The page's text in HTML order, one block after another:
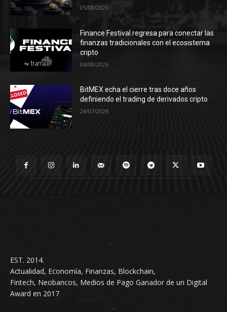
05/08/2026
Finance Festival regresa para conectar las
finanzas tradicionales con el ecosistema
cripto
04/08/2026
BitMEX echa el cierre tras doce años
definiendo el trading de derivados cripto
24/07/2026
EST. 2014.
Actualidad, Economía, Finanzas, Blockchain,
Fintech, Neobancos, Medios de Pago Ganador de un Digital
Award en 2017